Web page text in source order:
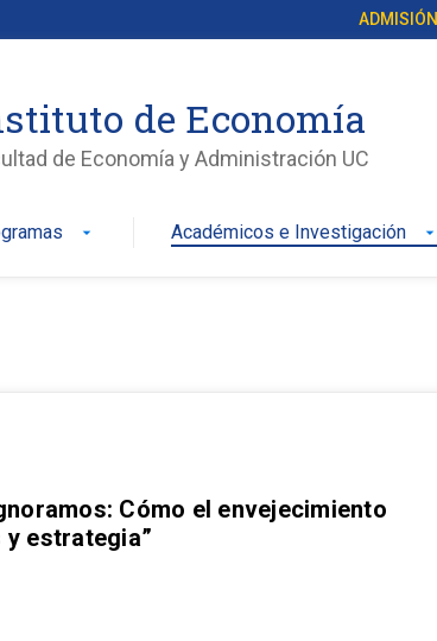
ADMISIÓN
de Economía
de Economía y Administración UC
arrow_drop_down Académicos e Investigación arrow_drop_down
Cómo el envejecimiento
estrategia”